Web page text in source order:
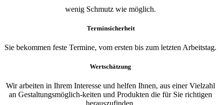
wenig Schmutz wie möglich.
Terminsicherheit
Sie bekommen feste Termine, vom ersten bis zum letzten Arbeitstag.
Wertschätzung
Wir arbeiten in Ihrem Interesse und helfen Ihnen, aus einer Vielzahl
an Gestaltungsmöglich-keiten und Produkten die für Sie richtigen